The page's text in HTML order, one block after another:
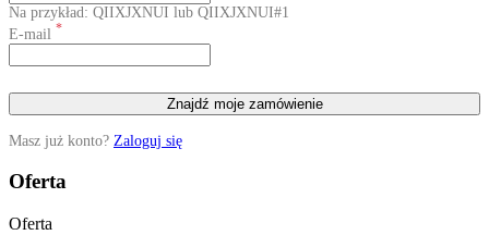
Na przykład: QIIXJXNUI lub QIIXJXNUI#1
E-mail *
Znajdź moje zamówienie
Masz już konto? Zaloguj się
Oferta
Oferta